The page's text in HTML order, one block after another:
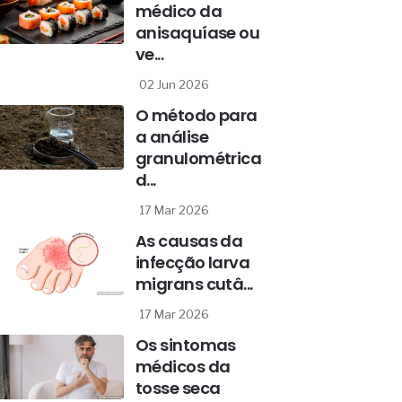
médico da
anisaquíase ou
ve...
02 Jun 2026
O método para
a análise
granulométrica
d...
17 Mar 2026
As causas da
infecção larva
migrans cutâ...
17 Mar 2026
Os sintomas
médicos da
tosse seca